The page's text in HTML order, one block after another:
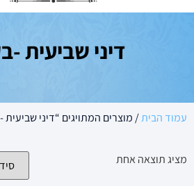
דיני שביעית
עמוד הבית/ מוצרים המתויגים “דיני
מציג תוצאה אחת